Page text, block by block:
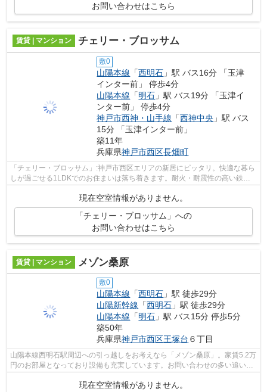
お問い合わせはこちら
賃貸 | マンション チェリー・ブロッサム
敷0
山陽本線 「西明石 」駅 バス16分 「玉津
インター前」 停歩4分
山陽本線 「明石 」駅 バス19分 「玉津イ
ンター前」 停歩4分
神戸市西神・山手線 「西神中央 」駅 バス
15分 「玉津インター前」
築11年
兵庫県神戸市西区長畑町
「チェリー・ブロッサム」:神戸市西区エリアの新居にピッタリ。快適な暮ら
しが過ごせる1LDKでのお住まいは落ち着きます。耐火・耐震性の高い鉄筋
コンクリートの建物。出来るだけすぐに...
現在空室情報がありません。
「チェリー・ブロッサム」への
お問い合わせはこちら
賃貸 | マンション メゾン桑原
敷0
山陽本線 「西明石 」駅 徒歩29分
山陽新幹線 「西明石 」駅 徒歩29分
山陽本線 「明石 」駅 バス15分 停歩5分
築50年
兵庫県神戸市西区王塚台 ６丁目
山陽本線西明石駅周辺への引っ越しをお考えなら「メゾン桑原」。家賃5.2万
円のお部屋となっており設備も充実しています。お問い合わせの多い追い焚
現在空室情報がありません。